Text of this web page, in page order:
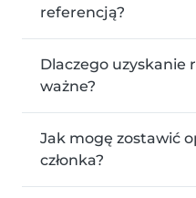
referencją?
Dlaczego uzyskanie
ważne?
Jak mogę zostawić
członka?